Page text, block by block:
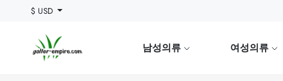
$ USD
남성의류 여성의류